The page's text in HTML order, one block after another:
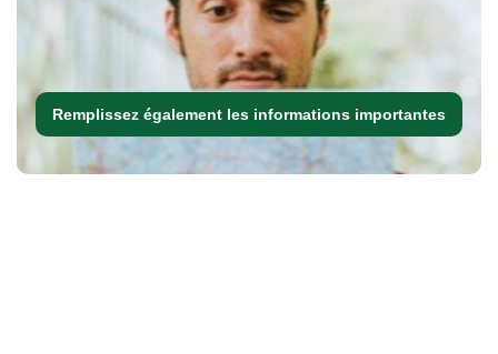
Remplissez également les informations importantes